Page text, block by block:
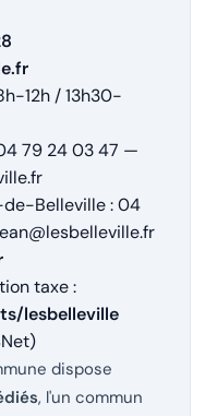
12h / 13h30-
79 24 03 47 —
Belleville : 04
taxe :
lesbelleville
dispose
, l'un commun